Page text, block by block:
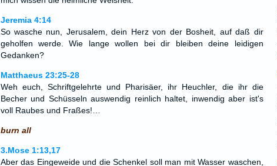
Jeremia 4:14
So wasche nun, Jerusalem, dein Herz von der Bosheit, auf daß dir
geholfen werde. Wie lange wollen bei dir bleiben deine leidigen
Gedanken?
Matthaeus 23:25-28
Weh euch, Schriftgelehrte und Pharisäer, ihr Heuchler, die ihr die
Becher und Schüsseln auswendig reinlich haltet, inwendig aber ist's
voll Raubes und Fraßes!…
burn all
3.Mose 1:13,17
Aber das Eingeweide und die Schenkel soll man mit Wasser waschen,